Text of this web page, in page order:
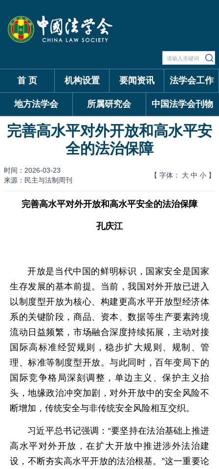
首 页 机构设置 要闻资讯 法学会工作
地方法学会 所属研究会 中国法学会刊物
完善高水平对外开放和高水平安
全的法治保障
时间：2026-03-23
来源：民主与法制周刊
【 字体： 大 中 小 】
完善高水平对外开放和高水平安全的法治保障
孔庆江
开放是当代中国的鲜明标识，国家安全是国家
生存发展的基本前提。当前，我国对外开放已进入
以制度型开放为核心、构建更高水平开放型经济体
系的关键阶段，商品、资本、数据等生产要素跨境
流动日益频繁，市场融合深度持续拓展，主动对接
国际高标准经贸规则，稳步扩大规则、规制、管
理、标准等制度型开放。与此同时，百年变局下的
国际竞争格局深刻调整，单边主义、保护主义抬
头，地缘政治冲突加剧，对外开放中的安全风险不
断增加，传统安全与非传统安全风险相互交织。
习近平总书记强调：“要坚持在法治基础上推进
高水平对外开放，在扩大开放中推进涉外法治建
设，不断夯实高水平开放的法治根基。”这一重要论